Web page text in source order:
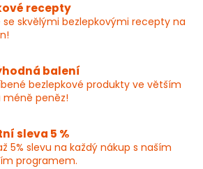
recepty
se skvělými bezlepkovými recepty na
balení
bezlepkové produkty ve větším
méně peněz!
sleva 5 %
5% slevu na každý nákup s naším
programem.